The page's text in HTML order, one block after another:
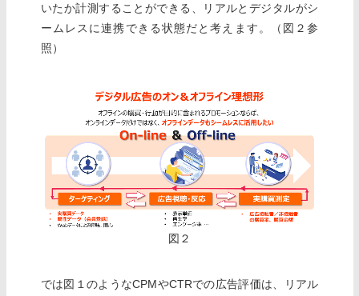
いたか計測することができる、リアルとデジタルがシ
ームレスに連携できる状態だと考えます。（図２参
照）
図２
では図１のようなCPMやCTRでの広告評価は、リアル